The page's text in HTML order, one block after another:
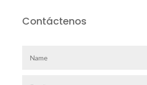
Contáctenos